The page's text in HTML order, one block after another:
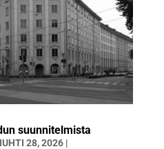
suunnitelmista
28, 2026|